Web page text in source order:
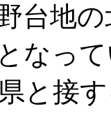
台地
なっ
と接